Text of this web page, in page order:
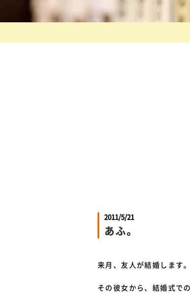
2011/5/21
あふ。
来月、友人が結婚します。
その彼女から、結婚式で